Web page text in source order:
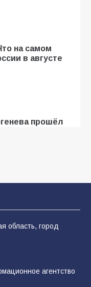
на самом
в августе
прошёл
работы
область, город
агентство